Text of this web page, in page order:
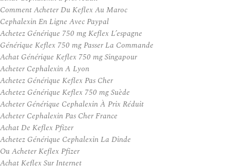
Comment Acheter Du Keflex Au Maroc
Cephalexin En Ligne Avec Paypal
Achetez Générique 750 mg Keflex L’espagne
Générique Keflex 750 mg Passer La Commande
Achat Générique Keflex 750 mg Singapour
Acheter Cephalexin A Lyon
Achetez Générique Keflex Pas Cher
Achetez Générique Keflex 750 mg Suède
Acheter Générique Cephalexin À Prix Réduit
Acheter Cephalexin Pas Cher France
Achat De Keflex Pfizer
Achetez Générique Cephalexin La Dinde
Ou Acheter Keflex Pfizer
Achat Keflex Sur Internet